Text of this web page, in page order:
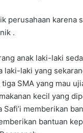
perusahaan karena
.
anak laki-laki
laki yang
SMA yang mau
kecil yang
memberikan
bantuan